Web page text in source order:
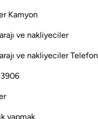
Kamyon
ve nakliyeciler
ve nakliyeciler Telefon
yapmak